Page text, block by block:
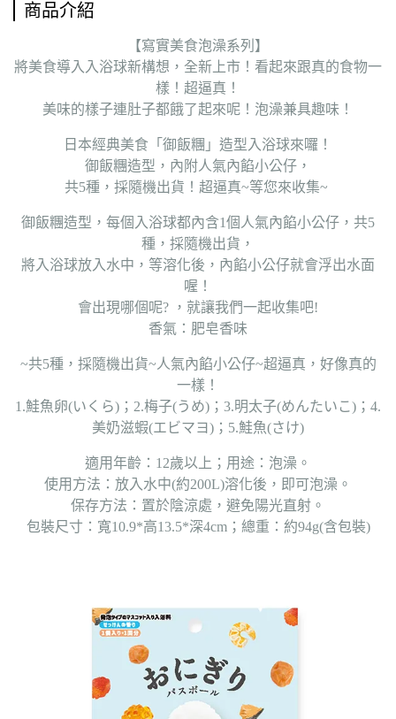
商品介紹
【寫實美食泡澡系列】
將美食導入入浴球新構想，全新上市！看起來跟真的食物一
樣！超逼真！
美味的樣子連肚子都餓了起來呢！泡澡兼具趣味！
日本經典美食「御飯糰」造型入浴球來囉！
御飯糰造型，內附人氣內餡小公仔，
共5種，採隨機出貨！超逼真~等您來收集~
御飯糰造型，每個入浴球都內含1個人氣內餡小公仔，共5
種，採隨機出貨，
將入浴球放入水中，等溶化後，內餡小公仔就會浮出水面
喔！
會出現哪個呢? ，就讓我們一起收集吧!
香氣：肥皂香味
~共5種，採隨機出貨~人氣內餡小公仔~超逼真，好像真的
一樣！
1.鮭魚卵(いくら)；2.梅子(うめ)；3.明太子(めんたいこ)；4.
美奶滋蝦(エビマヨ)；5.鮭魚(さけ)
適用年齡：12歲以上；用途：泡澡。
使用方法：放入水中(約200L)溶化後，即可泡澡。
保存方法：置於陰涼處，避免陽光直射。
包裝尺寸：寬10.9*高13.5*深4cm；總重：約94g(含包裝)